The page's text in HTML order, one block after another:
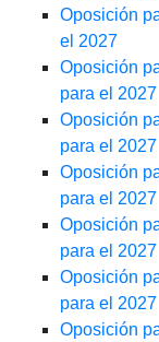
Oposición
el 2027
Oposición
para el 2027
Oposición
para el 2027
Oposición
para el 2027
Oposición
para el 2027
Oposición
para el 2027
Oposición